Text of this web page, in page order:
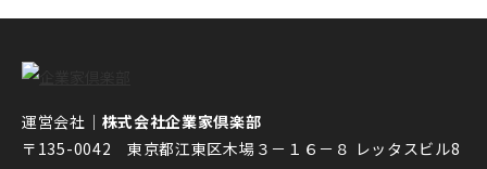
運営会社｜ 株式会社企業家倶楽部
〒135-0042 東京都江東区木場３－１６－８ レッタスビル8